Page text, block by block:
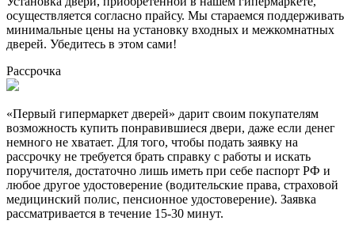
осуществляется согласно прайсу. Мы стараемся поддерживать
минимальные цены на установку входных и межкомнатных
дверей. Убедитесь в этом сами!
Рассрочка
«Первый гипермаркет дверей» дарит своим покупателям
возможность купить понравившиеся двери, даже если денег
немного не хватает. Для того, чтобы подать заявку на
рассрочку не требуется брать справку с работы и искать
поручителя, достаточно лишь иметь при себе паспорт РФ и
любое другое удостоверение (водительские права, страховой
медицинский полис, пенсионное удостоверение). Заявка
рассматривается в течение 15-30 минут.